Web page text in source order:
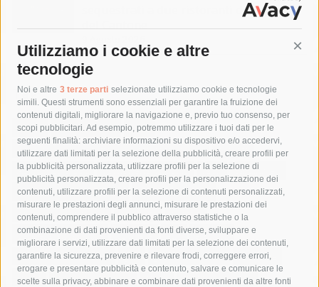
Utilizziamo i cookie e altre
tecnologie
Noi e altre 3 terze parti selezionate utilizziamo cookie e tecnologie
simili. Questi strumenti sono essenziali per garantire la fruizione dei
contenuti digitali, migliorare la navigazione e, previo tuo consenso, per
scopi pubblicitari. Ad esempio, potremmo utilizzare i tuoi dati per le
seguenti finalità: archiviare informazioni su dispositivo e/o accedervi,
utilizzare dati limitati per la selezione della pubblicità, creare profili per
la pubblicità personalizzata, utilizzare profili per la selezione di
pubblicità personalizzata, creare profili per la personalizzazione dei
contenuti, utilizzare profili per la selezione di contenuti personalizzati,
misurare le prestazioni degli annunci, misurare le prestazioni dei
contenuti, comprendere il pubblico attraverso statistiche o la
combinazione di dati provenienti da fonti diverse, sviluppare e
migliorare i servizi, utilizzare dati limitati per la selezione dei contenuti,
garantire la sicurezza, prevenire e rilevare frodi, correggere errori,
erogare e presentare pubblicità e contenuto, salvare e comunicare le
scelte sulla privacy, abbinare e combinare dati provenienti da altre fonti
sequestrati a due ristoranti di Marina
Tag
acqua allerta meteo
anas
area marina protetta di punta campanella
arresto
Asl Napoli 3 sud
capitaneria di porto capri
carabinieri
castellammare di stabia
circumvesuviana
comune di sorrento
concerto
contagi
costiera amalfitana
covid-19 eav
elezioni
fondazione sorrento
gori guardia costiera
incidente
lavori
lorenzo balducelli mare
massa lubrense